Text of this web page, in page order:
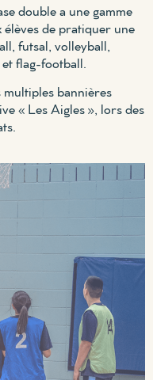
double a une gamme
de pratiquer une
futsal, volleyball,
flag-football.
bannières
« Les Aigles », lors des